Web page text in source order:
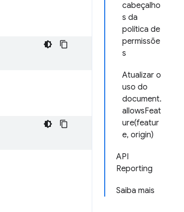
cabeçalho
s da
política de
permissõe
s
Atualizar o
uso do
document.
allowsFeat
ure(featur
e, origin)
API
Reporting
Saiba mais